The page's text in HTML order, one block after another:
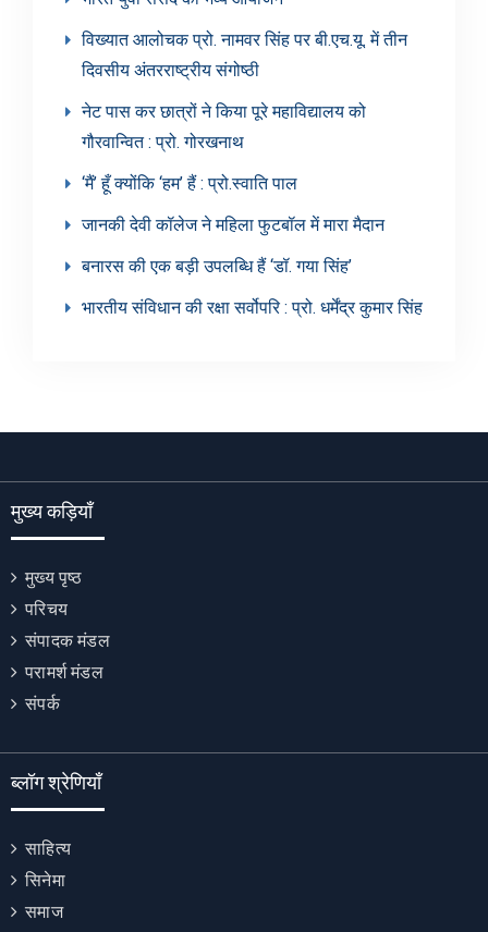
विख्यात आलोचक प्रो. नामवर सिंह पर बी.एच.यू. में तीन
दिवसीय अंतरराष्ट्रीय संगोष्ठी
नेट पास कर छात्रों ने किया पूरे महाविद्यालय को
गौरवान्वित : प्रो. गोरखनाथ
‘मैं’ हूँ क्योंकि ‘हम’ हैं : प्रो.स्वाति पाल
जानकी देवी कॉलेज ने महिला फुटबॉल में मारा मैदान
बनारस की एक बड़ी उपलब्धि हैं ‘डॉ. गया सिंह’
भारतीय संविधान की रक्षा सर्वोपरि : प्रो. धर्मेंद्र कुमार सिंह
मुख्य कड़ियाँ
मुख्य पृष्ठ
परिचय
संपादक मंडल
परामर्श मंडल
संपर्क
ब्लॉग श्रेणियाँ
साहित्य
सिनेमा
समाज